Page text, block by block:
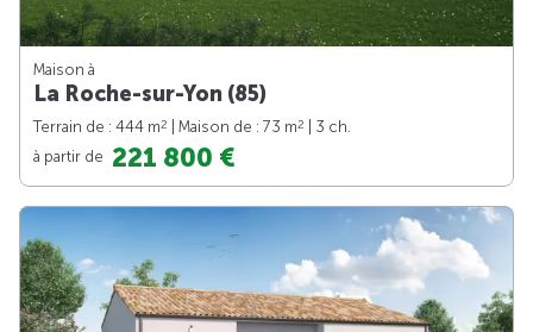
Maison à
La Roche-sur-Yon (85)
Terrain de : 444 m2 | Maison de : 73 m2
| 3 ch.
à partir de 221 800 €